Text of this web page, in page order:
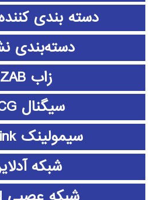
دسته بندی
دسته‌بندی
زاب ZAB
سیگنال ECG
سیمولینک simulink
شبکه